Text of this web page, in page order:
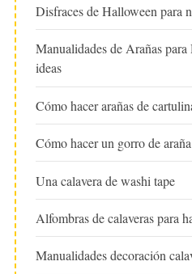
Disfraces de Halloween para
Manualidades de Arañas
ideas
Cómo hacer arañas de
Cómo hacer un gorro de araña
Una calavera de washi tape
Alfombras de calaveras para
Manualidades decoración